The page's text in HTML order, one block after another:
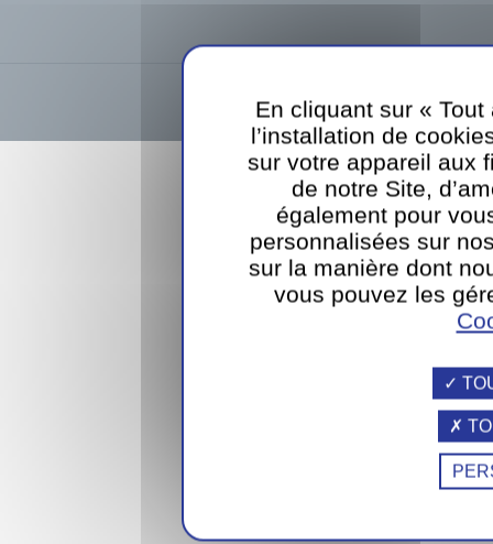
En cliquant sur «
l’installation de
sur votre appareil aux
de notre Site,
également pour
personnalisées sur
sur la manière dont
vous pouvez les